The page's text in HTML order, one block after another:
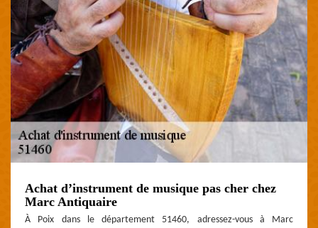
Achat d’instrument de musique pas cher chez
Marc Antiquaire
À Poix dans le département 51460, adressez-vous à Marc